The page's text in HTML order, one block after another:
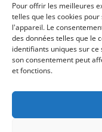
Pour offrir les meilleures
telles que les cookies
l'appareil. Le
des données telles que le
identifiants uniques sur
son consentement peut
et fonctions.